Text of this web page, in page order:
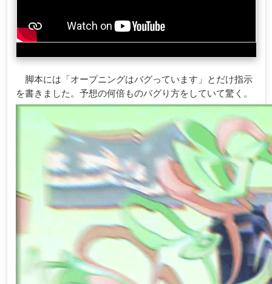
脚本には「オープニングはバグっています」とだけ指示
を書きました。予想の何倍ものバグり方をしていて驚く。